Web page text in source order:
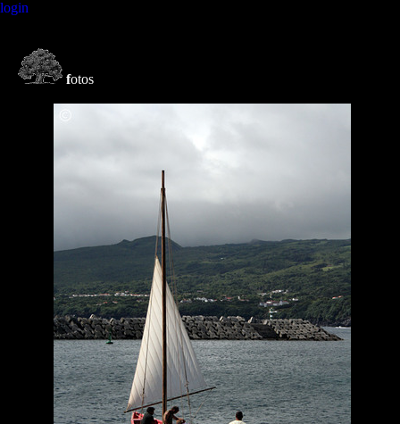
login
fotos